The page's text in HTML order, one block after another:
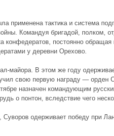
тактика и система
Командуя бригадой, полком,
постоянно обращая
у деревни Орехово.
майора. В этом же году
свою первую награду — орден
назначен командующим
о понтон, вследствие чего
Суворов одерживает победу при